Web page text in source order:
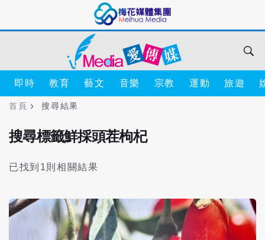
即時 教育 藝文 音樂 宗教 運動 旅遊
首頁 搜尋結果
搜尋標籤鮮採頭茬枸杞
已找到1則相關結果